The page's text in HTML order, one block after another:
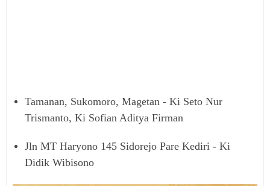
Tamanan, Sukomoro, Magetan - Ki Seto Nur
Trismanto, Ki Sofian Aditya Firman
Jln MT Haryono 145 Sidorejo Pare Kediri - Ki
Didik Wibisono